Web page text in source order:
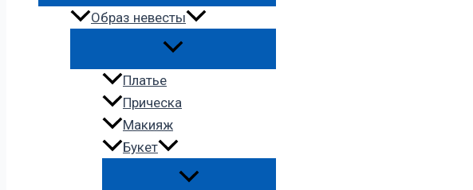
Образ невесты
Платье
Прическа
Макияж
Букет